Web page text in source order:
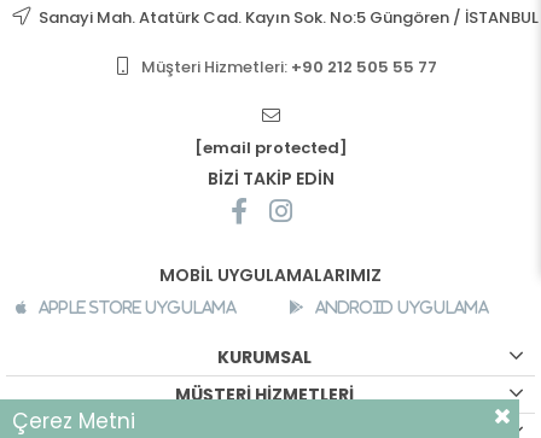
Sanayi Mah. Atatürk Cad. Kayın Sok. No:5 Güngören / İSTANBUL
Müşteri Hizmetleri: +90 212 505 55 77
[email protected]
BİZİ TAKİP EDİN
MOBİL UYGULAMALARIMIZ
Apple Store Uygulama Android Uygulama
KURUMSAL
MÜŞTERİ HİZMETLERİ
Çerez Metni